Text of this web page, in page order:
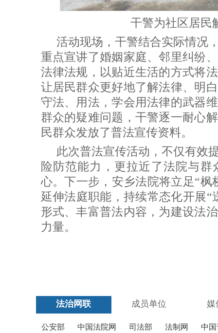
干警为社区居民
活动现场，干警结合实际情况
重点宣讲了婚姻家庭、邻里纠纷
法律法规，以贴近生活的方式将
让居民群众更好地了解法律、明
守法、用法，学会用法律的武器
群众的疑难问题，干警逐一耐心
民群众发放了普法宣传资料。
此次普法宣传活动，不仅有效
险防范能力，更拉近了法院与
心。下一步，安乡法院将立足“
延伸法庭职能，持续常态化开展
形式、丰富普法内容，为建设法
力量。
法治网联 成员单位 媒
公安部 中国法院网 司法部 法制网 中